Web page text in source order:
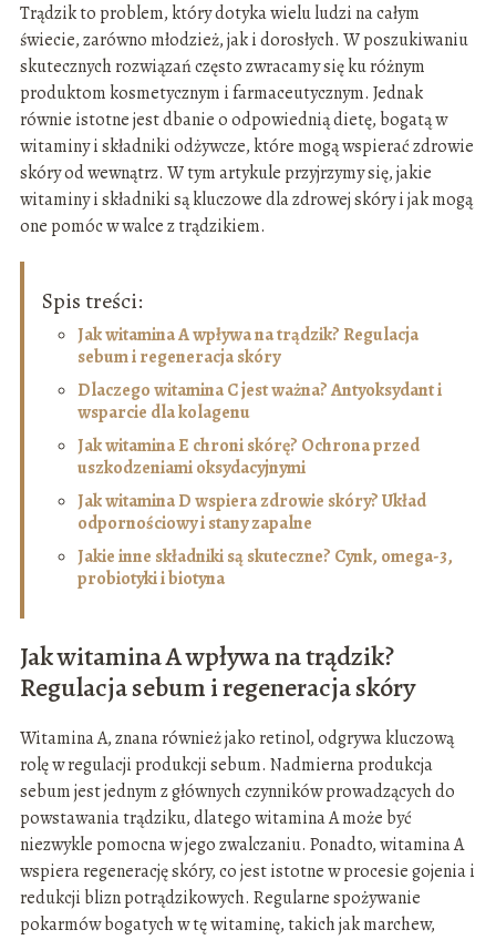
Trądzik to problem, który dotyka wielu ludzi na całym
świecie, zarówno młodzież, jak i dorosłych. W poszukiwaniu
skutecznych rozwiązań często zwracamy się ku różnym
produktom kosmetycznym i farmaceutycznym. Jednak
równie istotne jest dbanie o odpowiednią dietę, bogatą w
witaminy i składniki odżywcze, które mogą wspierać zdrowie
skóry od wewnątrz. W tym artykule przyjrzymy się, jakie
witaminy i składniki są kluczowe dla zdrowej skóry i jak mogą
one pomóc w walce z trądzikiem.
Spis treści:
Jak witamina A wpływa na trądzik? Regulacja
sebum i regeneracja skóry
Dlaczego witamina C jest ważna? Antyoksydant i
wsparcie dla kolagenu
Jak witamina E chroni skórę? Ochrona przed
uszkodzeniami oksydacyjnymi
Jak witamina D wspiera zdrowie skóry? Układ
odpornościowy i stany zapalne
Jakie inne składniki są skuteczne? Cynk, omega-3,
probiotyki i biotyna
Jak witamina A wpływa na trądzik?
Regulacja sebum i regeneracja skóry
Witamina A, znana również jako retinol, odgrywa kluczową
rolę w regulacji produkcji sebum. Nadmierna produkcja
sebum jest jednym z głównych czynników prowadzących do
powstawania trądziku, dlatego witamina A może być
niezwykle pomocna w jego zwalczaniu. Ponadto, witamina A
wspiera regenerację skóry, co jest istotne w procesie gojenia i
redukcji blizn potrądzikowych. Regularne spożywanie
pokarmów bogatych w tę witaminę, takich jak marchew,